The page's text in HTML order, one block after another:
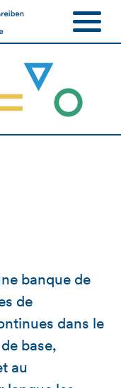
banque de
de
dans le
base,
au